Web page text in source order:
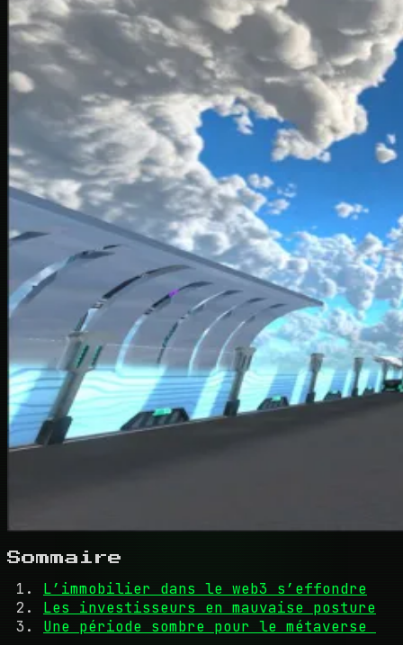
Sommaire
L’immobilier dans le web3 s’effondre
Les investisseurs en mauvaise posture
Une période sombre pour le métaverse